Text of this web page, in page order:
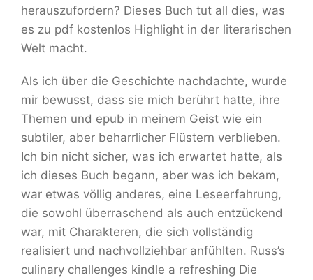
herauszufordern? Dieses Buch tut all dies, was
es zu pdf kostenlos Highlight in der literarischen
Welt macht.
Als ich über die Geschichte nachdachte, wurde
mir bewusst, dass sie mich berührt hatte, ihre
Themen und epub in meinem Geist wie ein
subtiler, aber beharrlicher Flüstern verblieben.
Ich bin nicht sicher, was ich erwartet hatte, als
ich dieses Buch begann, aber was ich bekam,
war etwas völlig anderes, eine Leseerfahrung,
die sowohl überraschend als auch entzückend
war, mit Charakteren, die sich vollständig
realisiert und nachvollziehbar anfühlten. Russ’s
culinary challenges kindle a refreshing Die